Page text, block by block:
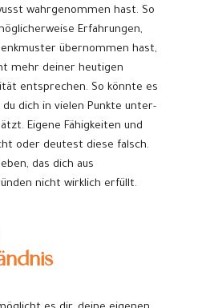
wahrgenommen hast. So
Erfahrungen,
übernommen hast,
mehr deiner heutigen
entsprechen. So könnte es
du dich in vielen Punkte unter-
Eigene Fähigkeiten und
oder deutest diese falsch.
das dich aus
nicht wirklich erfüllt.